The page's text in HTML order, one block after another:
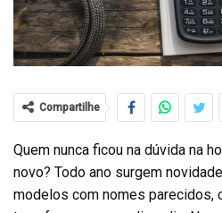
Compartilhe
Quem nunca ficou na dúvida na
novo? Todo ano surgem
modelos com nomes parecidos,